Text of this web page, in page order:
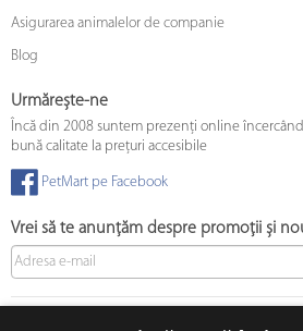
Asigurarea animalelor de companie
Blog
Urmărește-ne
Încă din 2008 suntem prezenți online
bună calitate la prețuri accesibile
PetMart pe Facebook
Vrei să te anunțăm despre promoții și